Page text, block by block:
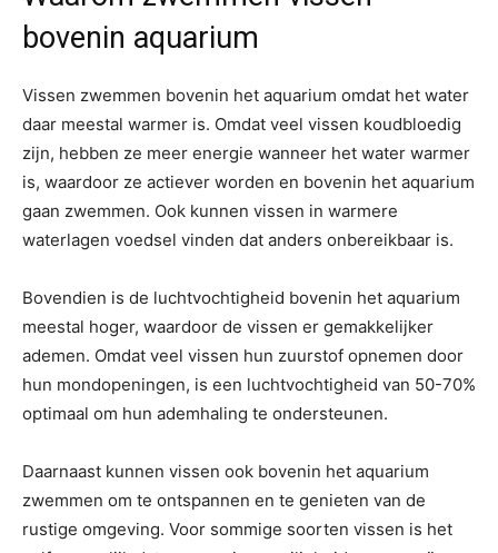
bovenin aquarium
Vissen zwemmen bovenin het aquarium omdat het water
daar meestal warmer is. Omdat veel vissen koudbloedig
zijn, hebben ze meer energie wanneer het water warmer
is, waardoor ze actiever worden en bovenin het aquarium
gaan zwemmen. Ook kunnen vissen in warmere
waterlagen voedsel vinden dat anders onbereikbaar is.
Bovendien is de luchtvochtigheid bovenin het aquarium
meestal hoger, waardoor de vissen er gemakkelijker
ademen. Omdat veel vissen hun zuurstof opnemen door
hun mondopeningen, is een luchtvochtigheid van 50-70%
optimaal om hun ademhaling te ondersteunen.
Daarnaast kunnen vissen ook bovenin het aquarium
zwemmen om te ontspannen en te genieten van de
rustige omgeving. Voor sommige soorten vissen is het